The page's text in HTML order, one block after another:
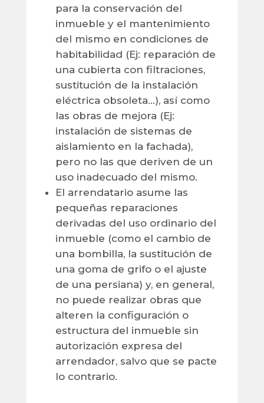
para la conservación del
inmueble y el mantenimiento
del mismo en condiciones de
habitabilidad (Ej: reparación de
una cubierta con filtraciones,
sustitución de la instalación
eléctrica obsoleta…), así como
las obras de mejora (Ej:
instalación de sistemas de
aislamiento en la fachada),
pero no las que deriven de un
uso inadecuado del mismo.
El arrendatario asume las
pequeñas reparaciones
derivadas del uso ordinario del
inmueble (como el cambio de
una bombilla, la sustitución de
una goma de grifo o el ajuste
de una persiana) y, en general,
no puede realizar obras que
alteren la configuración o
estructura del inmueble sin
autorización expresa del
arrendador, salvo que se pacte
lo contrario.